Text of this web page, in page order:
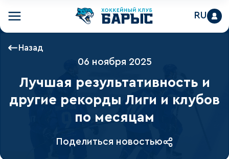
RU
Назад
06 ноября 2025
Лучшая результативность и
другие рекорды Лиги и клубов
по месяцам
Поделиться новостью